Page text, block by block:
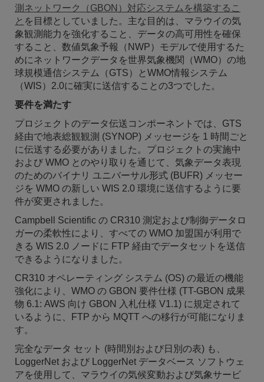
測ネットワーク（GBON）対応システムを構築するこ
と を目標としていました。主な目的は、マラウイの気
象観測能力を強化すること、データの高可用性を確保
すること、数値気象予報（NWP）モデルで使用するた
めにネットワークデータを世界気象機関（WMO）の地
球規模通信システム（GTS）とWMO情報システム
（WIS）2.0に確実に送信することの3つでした。
要件を満たす
プロジェクトのデータ伝送コンポーネントでは、GTS
経由で地表総観観測 (SYNOP) メッセージを 1 時間ごと
に伝送する必要がありました。プロジェクトの実施中
および WMO とのやり取りを通じて、気象データ表現
のためのバイナリ ユニバーサル形式 (BUFR) メッセー
ジを WMO の新しい WIS 2.0 環境に送信するように要
件が変更されました。
Campbell Scientific の CR310 測定および制御データロ
ガーの柔軟性により、すべての WMO 加盟国が利用で
きる WIS 2.0 ノードに FTP 経由でデータセットを送信
できるようになりました。
CR310 オペレーティング システム (OS) の最近の機能
強化により、WMO の GBON 要件仕様 (TT-GBON 成果
物 6.1: AWS 向け GBON 入札仕様 V1.1) に規定されて
いるように、FTP から MQTT への移行が可能になりま
す。
完全なデータ セット (時間別および日別の表) も、
LoggerNet および LoggerNet データベース ソフトウェ
アを使用して、マラウイの気候変動および気象サービ